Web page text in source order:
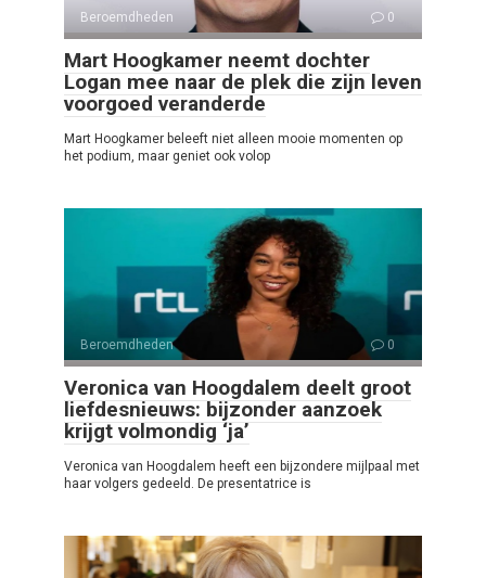
Beroemdheden 0
Mart Hoogkamer neemt dochter
Logan mee naar de plek die zijn leven
voorgoed veranderde
Mart Hoogkamer beleeft niet alleen mooie momenten op
het podium, maar geniet ook volop
Beroemdheden 0
Veronica van Hoogdalem deelt groot
liefdesnieuws: bijzonder aanzoek
krijgt volmondig ‘ja’
Veronica van Hoogdalem heeft een bijzondere mijlpaal met
haar volgers gedeeld. De presentatrice is